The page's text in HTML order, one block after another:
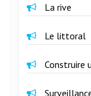
La rive
Le littoral
Construire